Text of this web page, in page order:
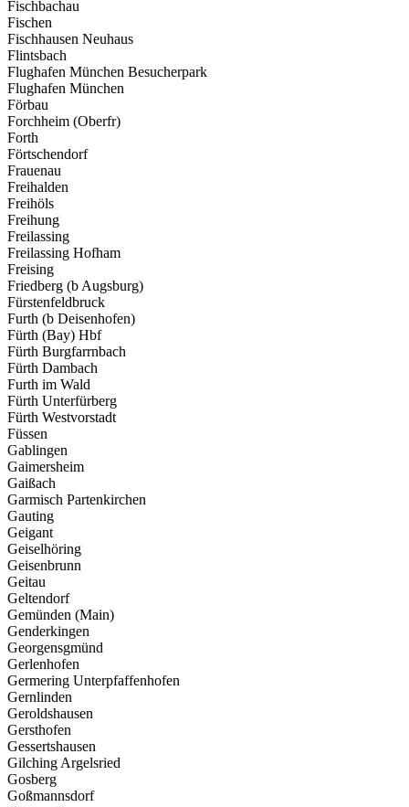
Fischbachau
Fischen
Fischhausen Neuhaus
Flintsbach
Flughafen München Besucherpark
Flughafen München
Förbau
Forchheim (Oberfr)
Forth
Förtschendorf
Frauenau
Freihalden
Freihöls
Freihung
Freilassing
Freilassing Hofham
Freising
Friedberg (b Augsburg)
Fürstenfeldbruck
Furth (b Deisenhofen)
Fürth (Bay) Hbf
Fürth Burgfarrnbach
Fürth Dambach
Furth im Wald
Fürth Unterfürberg
Fürth Westvorstadt
Füssen
Gablingen
Gaimersheim
Gaißach
Garmisch Partenkirchen
Gauting
Geigant
Geiselhöring
Geisenbrunn
Geitau
Geltendorf
Gemünden (Main)
Genderkingen
Georgensgmünd
Gerlenhofen
Germering Unterpfaffenhofen
Gernlinden
Geroldshausen
Gersthofen
Gessertshausen
Gilching Argelsried
Gosberg
Goßmannsdorf